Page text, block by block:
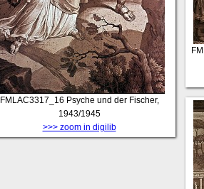
FMLAC3317_16 Psyche und der Fischer,
1943/1945
>>> zoom in digilib